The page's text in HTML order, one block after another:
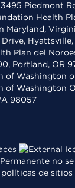
Piedmont
Health
Maryland,
Hyattsville,
Plan del
Portland, OR
of Washington
of Washington
98057
no
de sitios